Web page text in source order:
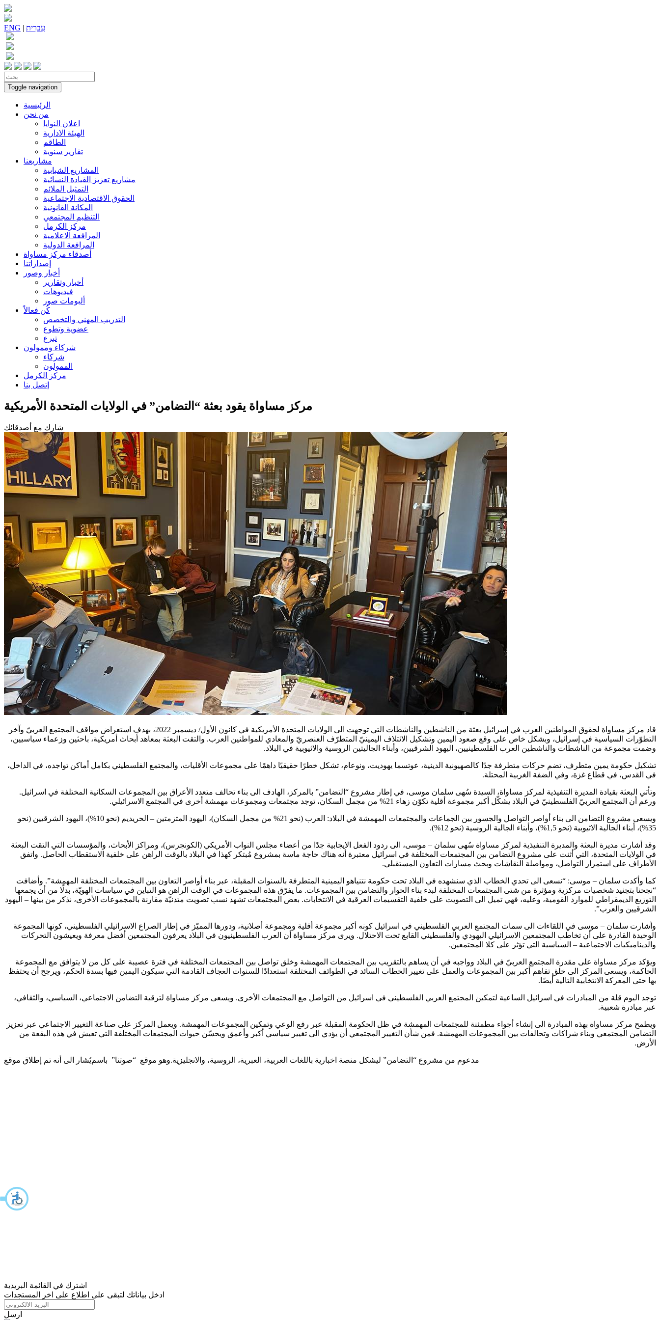
ENG | עִברִית
Toggle navigation
الرئيسية
من نحن
اعلان النوايا
الهيئة الادارية
الطاقم
تقارير سنوية
مشاريعنا
المشاريع الشبابية
مشاريع تعزيز القيادة النسائية
التمثيل الملائم
الحقوق الاقتصادية الاجتماعية
المكانة القانونية
التنظيم المجتمعي
مركز الكرمل
المرافعة الاعلامية
المرافعة الدولية
أصدقاء مركز مساواة
إصداراتنا
أخبار وصور
أخبار وتقارير
فيديوهات
ألبومات صور
كُن فعالاً
التدريب المهني والتخصص
عضوية وتطوع
تبرع
شركاء وممولون
شركاء
الممولون
مركز الكرمل
إتصل بنا
مركز مساواة يقود بعثة “التضامن” في الولايات المتحدة الأمريكية
شارك مع أصدقائك
قاد مركز مساواة لحقوق المواطنين العرب في إسرائيل بعثة من الناشطين والناشطات التي توجهت الى الولايات المتحدة الأمريكية في كانون الأول/ ديسمبر 2022، بهدف استعراض مواقف المجتمع العربيّ وآخر
التطوّرات السياسية في إسرائيل، وبشكل خاص على وقع صعود اليمين وتشكيل الائتلاف اليمينيّ المتطرّف العنصريّ والمعادي للمواطنين العرب. والتقت البعثة بمعاهد أبحاث أمريكية، باحثين وزعماء سياسيين،
وضمت مجموعة من الناشطات والناشطين العرب الفلسطينيين، اليهود الشرقيين، وأبناء الجاليتين الروسية والاثيوبية في البلاد.
تشكيل حكومة يمين متطرف، تضم حركات متطرفة جدًا كالصهيونية الدينية، عوتسما يهوديت، ونوعام، تشكل خطرًا حقيقيًا داهمًا على مجموعات الأقليات، والمجتمع الفلسطيني بكامل أماكن تواجده، في الداخل،
في القدس، في قطاع غزة، وفي الضفة الغربية المحتلة.
وتأتي البعثة بقيادة المديرة التنفيذية لمركز مساواة، السيدة سُهى سلمان موسى، في إطار مشروع “التضامن” بالمركز، الهادف الى بناء تحالف متعدد الأعراق بين المجموعات السكانية المختلفة في اسرائيل.
ورغم أن المجتمع العربيّ الفلسطينيّ في البلاد يشكّل أكبر مجموعة أقلية تكوّن زهاء 21% من مجمل السكان، توجد مجتمعات ومجموعات مهمشة أخرى في المجتمع الاسرائيلي.
ويسعى مشروع التضامن الى بناء أواصر التواصل والجسور بين الجماعات والمجتمعات المهمشة في البلاد: العرب (نحو 21% من مجمل السكان)، اليهود المتزمتين – الحريديم (نحو 10%)، اليهود الشرقيين (نحو
35%)، أبناء الجالية الاثيوبية (نحو 1,5%)، وأبناء الجالية الروسية (نحو 12%).
وقد أشارت مديرة البعثة والمديرة التنفيذية لمركز مساواة سُهى سلمان – موسى، الى ردود الفعل الايجابية جدًا من أعضاء مجلس النواب الأمريكي (الكونجرس)، ومراكز الأبحاث، والمؤسسات التي التقت البعثة
في الولايات المتحدة، التي أثنت على مشروع التضامن بين المجتمعات المختلفة في اسرائيل معتبرة أنه هناك حاجة ماسة بمشروع مُبتكر كهذا في البلاد بالوقت الراهن على خلفية الاستقطاب الحاصل. واتفق
الأطراف على استمرار التواصل، ومواصلة النقاشات وبحث مسارات التعاون المستقبلي.
كما وأكدت سلمان – موسى: “نسعى الى تحدي الخطاب الذي سنشهده في البلاد تحت حكومة نتنياهو اليمينية المتطرفة بالسنوات المقبلة، عبر بناء أواصر التعاون بين المجتمعات المختلفة المهمشة”. وأضافت
“نجحنا بتجنيد شخصيات مركزية ومؤثرة من شتى المجتمعات المختلفة لبدء بناء الحوار والتضامن بين المجموعات. ما يفرّق هذه المجموعات في الوقت الراهن هو التباين في سياسات الهويّة، بدلًا من أن يجمعها
التوزيع الديمقراطي للموارد القومية، وعليه، فهي تميل الى التصويت على خلفية التقسيمات العرقية في الانتخابات. بعض المجتمعات تشهد نسب تصويت متدنيّة مقارنة بالمجموعات الأخرى، نذكر من بينها – اليهود
الشرقيين والعرب”.
وأشارت سلمان – موسى في اللقاءات الى سمات المجتمع العربي الفلسطيني في اسرائيل كونه أكبر مجموعة أقلية ومجموعة أصلانية، ودورها المميّز في إطار الصراع الاسرائيلي الفلسطيني، كونها المجموعة
الوحيدة القادرة على أن تخاطب المجتمعين الاسرائيلي اليهودي والفلسطيني القابع تحت الاحتلال. ويرى مركز مساواة أن العرب الفلسطينيون في البلاد يعرفون المجتمعين أفضل معرفة ويعيشون التحركات
والديناميكيات الاجتماعية – السياسية التي تؤثر على كلا المجتمعين.
ويؤكد مركز مساواة على مقدرة المجتمع العربيّ في البلاد وواجبه في أن يساهم بالتقريب بين المجتمعات المهمشة وخلق تواصل بين المجتمعات المختلفة في فترة عصيبة على كل من لا يتوافق مع المجموعة
الحاكمة، ويسعى المركز الى خلق تفاهم أكبر بين المجموعات والعمل على تغيير الخطاب السائد في الطوائف المختلفة استعدادًا للسنوات العجاف القادمة التي سيكون اليمين فيها بسدة الحكم، ويرجح أن يحتفظ
بها حتى المعركة الانتخابية التالية أيضًا.
توجد اليوم قلة من المبادرات في اسرائيل الساعية لتمكين المجتمع العربي الفلسطيني في اسرائيل من التواصل مع المجتمعات الأخرى. ويسعى مركز مساواة لترقية التضامن الاجتماعي، السياسي، والثقافي،
عبر مبادرة شعبية.
ويطمح مركز مساواة بهذه المبادرة الى إنشاء أجواء مطمئنة للمجتمعات المهمشة في ظل الحكومة المقبلة عبر رفع الوعي وتمكين المجموعات المهمشة. ويعمل المركز على صناعة التغيير الاجتماعي عبر تعزيز
التضامن المجتمعي وبناء شراكات وتحالفات بين المجموعات المهمشة. فمن شأن التغيير المجتمعي أن يؤدي الى تغيير سياسي أكبر وأعمق ويحسّن حيوات المجتمعات المختلفة التي تعيش في هذه البقعة من
الأرض.
يُشار الى أنه تم إطلاق موقعباسم “صوتنا” وهو موقعمدعوم من مشروع “التضامن” ليشكل منصة اخبارية باللغات العربية، العبرية، الروسية، والانجليزية.
اشترك في القائمة البريدية
ادخل بياناتك لتبقى على اطلاع على اخر المستجدات
ارسل